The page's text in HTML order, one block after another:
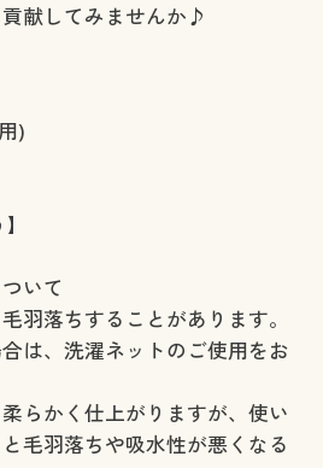
献してみませんか♪
)
いて
羽落ちすることがあります。
は、洗濯ネットのご使用をお
らかく仕上がりますが、使い
毛羽落ちや吸水性が悪くなる